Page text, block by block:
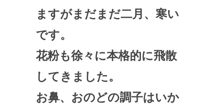
ますがまだまだ二月、寒い
です。
花粉も徐々に本格的に飛散
してきました。
お鼻、おのどの調子はいか